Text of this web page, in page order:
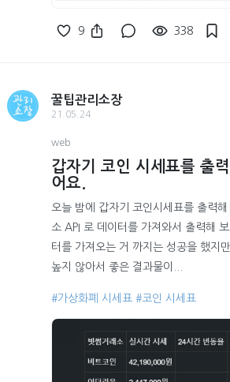
9 338
꿀팁관리소장
21.05.24
web
갑자기 코인 시세표를 출
어요.
오늘 밤에 갑자기 코인시세표를 출력
소 API 로 데이터를 가져와서 출력해
터를 가져오는 거 까지는 성공을 했지
높지 않아서 좋은 결과물이...
#가상화폐 시세표 #코인 시세표